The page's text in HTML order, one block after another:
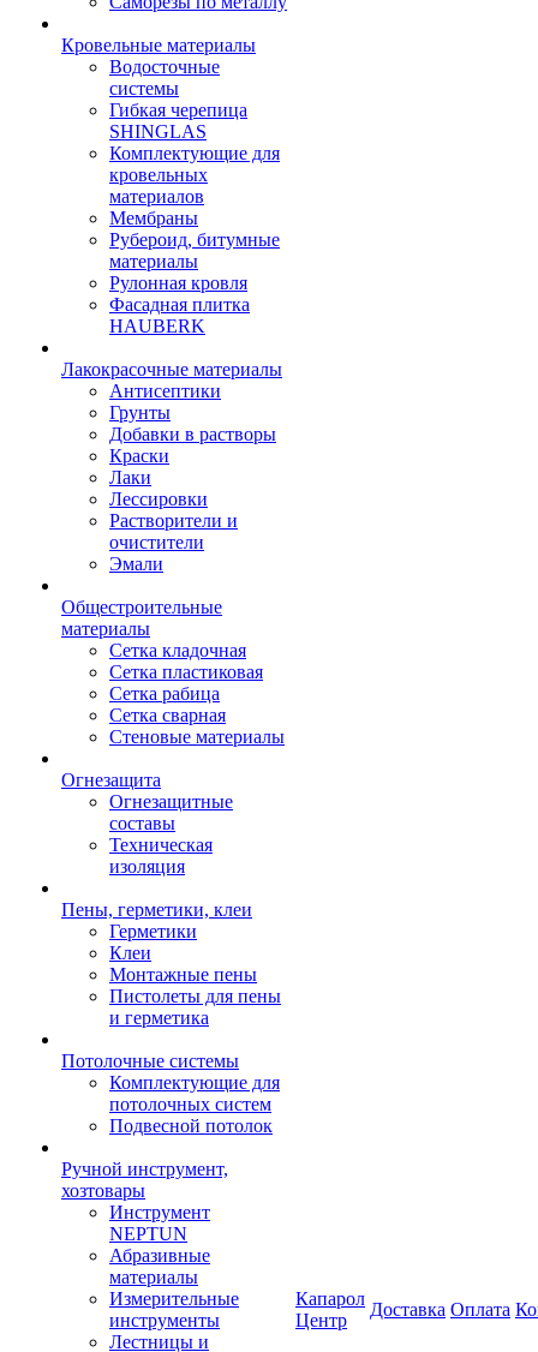
Кровельные материалы
Водосточные
системы
Гибкая черепица
SHINGLAS
Комплектующие для
кровельных
материалов
Мембраны
Рубероид, битумные
материалы
Рулонная кровля
Фасадная плитка
HAUBERK
Лакокрасочные материалы
Антисептики
Грунты
Добавки в растворы
Краски
Лаки
Лессировки
Растворители и
очистители
Эмали
Общестроительные
материалы
Сетка кладочная
Сетка пластиковая
Сетка рабица
Сетка сварная
Стеновые материалы
Огнезащита
Огнезащитные
составы
Техническая
изоляция
Пены, герметики, клеи
Герметики
Клеи
Монтажные пены
Пистолеты для пены
и герметика
Потолочные системы
Комплектующие для
потолочных систем
Подвесной потолок
Ручной инструмент,
хозтовары
Инструмент
NEPTUN
Абразивные
материалы
Измерительные
инструменты
Лестницы и
Капарол
Центр
Доставка Оплата